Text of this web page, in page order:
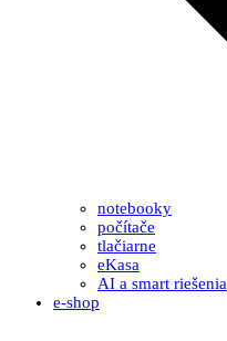
notebooky
počítače
tlačiarne
eKasa
AI a smart riešenia
e-shop